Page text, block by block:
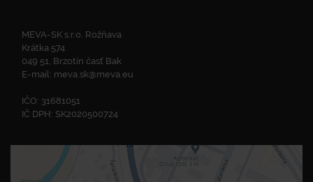
MEVA-SK s.r.o. Rožňava
Krátka 574
049 51, Brzotín časť Bak
E-mail: meva.sk@meva.eu
IČO: 31681051
IČ DPH: SK2020500724